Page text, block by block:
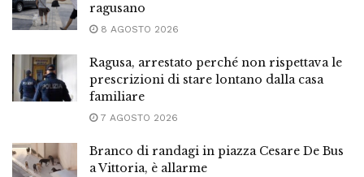
ragusano
8 AGOSTO 2026
Ragusa, arrestato perché non rispettava le
prescrizioni di stare lontano dalla casa
familiare
7 AGOSTO 2026
Branco di randagi in piazza Cesare De Bus
a Vittoria, è allarme